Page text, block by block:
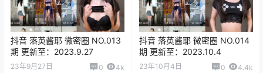
抖音 落英酱耶 微密圈 NO.013
期 更新至：2023.9.27
23年9月27日 0 4k
抖音 落英酱耶 微密圈 NO.014
期 更新至：2023.10.4
23年10月4日 0 4.4k